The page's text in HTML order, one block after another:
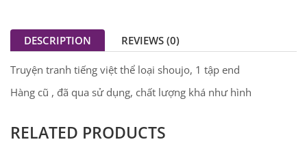
DESCRIPTION REVIEWS (0)
Truyện tranh tiếng việt thể loại shoujo, 1 tập end
Hàng cũ , đã qua sử dụng, chất lượng khá như hình
RELATED PRODUCTS